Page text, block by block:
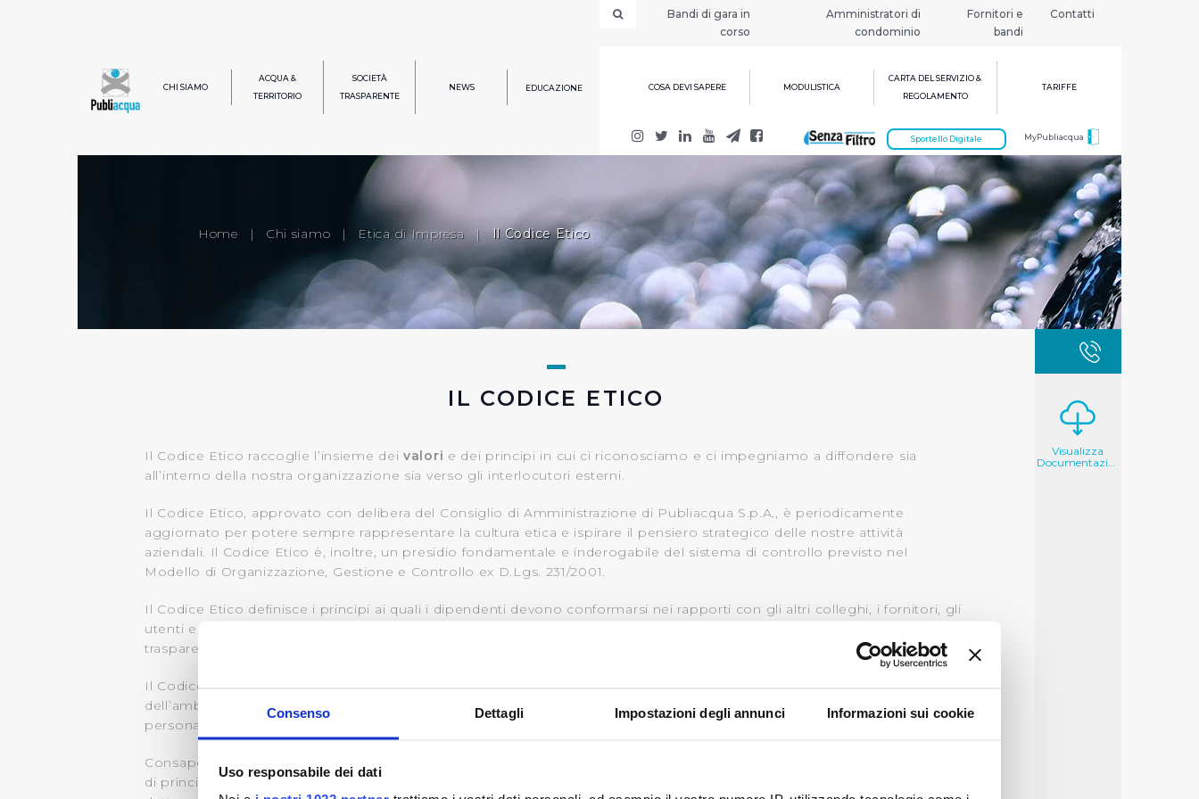
Consenso Dettagli Impostazioni degli annunci Informazioni sui cookie
Uso responsabile dei dati
Bandi di gara in
corso
Amministratori di
condominio
Fornitori e
bandi
Contatti
CHI SIAMO
ACQUA &
TERRITORIO
SOCIETÀ
TRASPARENTE
NEWS EDUCAZIONE COSA DEVI SAPERE MODULISTICA
CARTA DEL SERVIZIO &
REGOLAMENTO
TARIFFE
MyPubliacqua
Sportello Digitale
Home | Chi siamo | Etica di Impresa | Il Codice Etico
IL CODICE ETICO
Il Codice Etico raccoglie l’insieme dei valori e dei principi in cui ci riconosciamo e ci impegniamo a diffondere sia
all’interno della nostra organizzazione sia verso gli interlocutori esterni.
Il Codice Etico, approvato con delibera del Consiglio di Amministrazione di Publiacqua S.p.A., è periodicamente
aggiornato per potere sempre rappresentare la cultura etica e ispirare il pensiero strategico delle nostre attività
aziendali. Il Codice Etico è, inoltre, un presidio fondamentale e inderogabile del sistema di controllo previsto nel
Modello di Organizzazione, Gestione e Controllo ex D.Lgs. 231/2001.
Il Codice Etico definisce i principi ai quali i dipendenti devono conformarsi nei rapporti con gli altri colleghi, i fornitori, gli
utenti e in generale con tutti gli stakeholder. I rapporti devono svolgersi nel rispetto della legge, dell’integrità, della
trasparenza, della correttezza e della professionalità e sempre nel rispetto e a tutela dei principi di diversità e inclusione.
Il Codice Etico contiene anche i principi generali in tema di sicurezza sul luogo del lavoro, sostenibilità e tutela
dell’ambiente, oltre al richiamo dei principi che devono essere rispettati al fine di tutelare la riservatezza e i dati
personali.
Consapevole dell’importanza dei propri fornitori e delle relazioni commerciali con essi intrattenuti, ha adottato una serie
di principi specifici contenuti all’interno del Codice di Condotta imprese concorrenti e Fornitori che stabilisce regole,
Visualizza
Documentazione